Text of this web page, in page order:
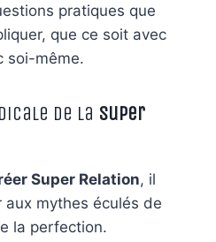
pratiques que
que ce soit avec
soi-même.
de la Super
Super Relation, il
aux mythes éculés de
la perfection.